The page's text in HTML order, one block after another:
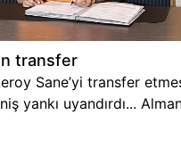
transfer
Sane’yi transfer
yankı uyandırdı...
bir gecede ateşe verdi”